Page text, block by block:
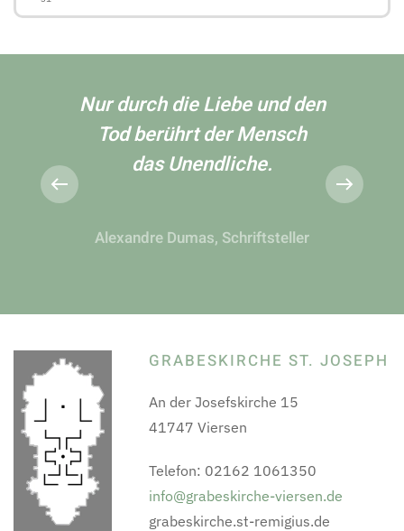
Nur durch die Liebe und den
Tod berührt der Mensch
das Unendliche.
Alexandre Dumas, Schriftsteller
GRABESKIRCHE ST. JOSEPH
An der Josefskirche 15
41747 Viersen
Telefon: 02162 1061350
info@grabeskirche-viersen.de
grabeskirche.st-remigius.de